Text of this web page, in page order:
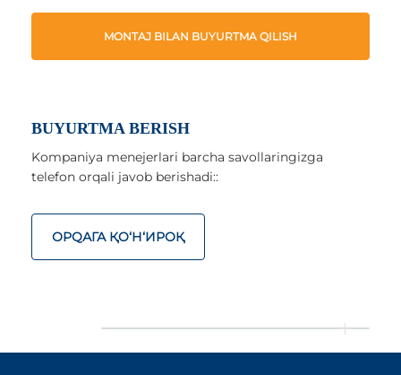
MONTAJ BILAN BUYURTMA QILISH
BUYURTMA BERISH
Kompaniya menejerlari barcha savollaringizga
telefon orqali javob berishadi::
ОРQАГА ҚO‘Н‘ИРОҚ